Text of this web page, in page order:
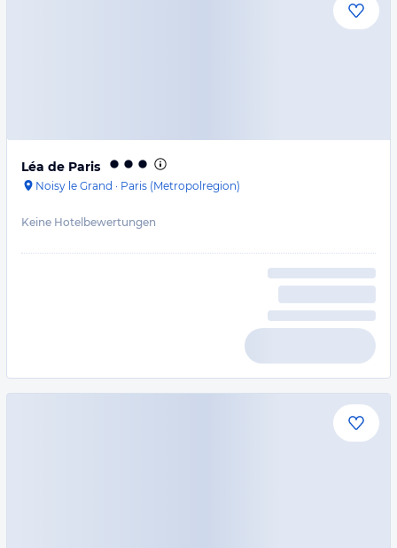
Léa de Paris
Noisy le Grand · Paris (Metropolregion)
Keine Hotelbewertungen